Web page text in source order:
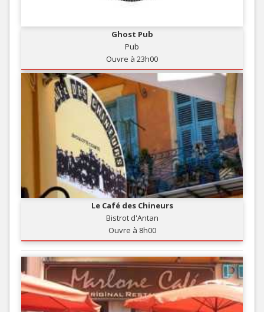
Ghost Pub
Pub
Ouvre à 23h00
Le Café des Chineurs
Bistrot d'Antan
Ouvre à 8h00